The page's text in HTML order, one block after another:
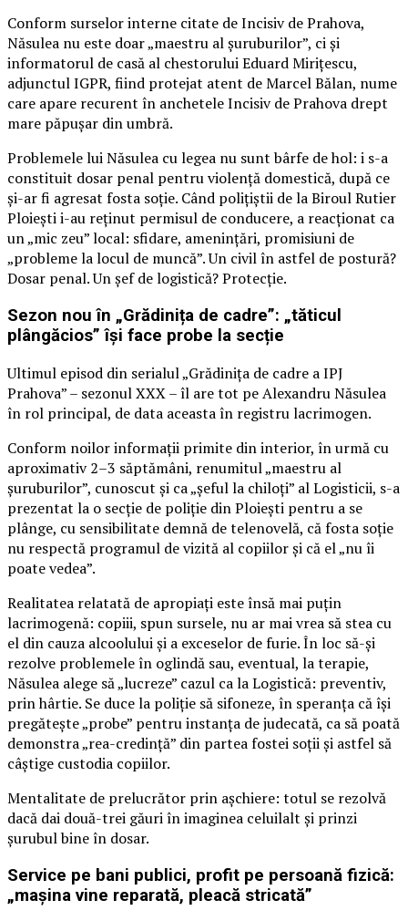
Conform surselor interne citate de Incisiv de Prahova,
Năsulea nu este doar „maestru al șuruburilor”, ci și
informatorul de casă al chestorului Eduard Mirițescu,
adjunctul IGPR, fiind protejat atent de Marcel Bălan, nume
care apare recurent în anchetele Incisiv de Prahova drept
mare păpușar din umbră.
Problemele lui Năsulea cu legea nu sunt bârfe de hol: i s-a
constituit dosar penal pentru violență domestică, după ce
și-ar fi agresat fosta soție. Când polițiștii de la Biroul Rutier
Ploiești i-au reținut permisul de conducere, a reacționat ca
un „mic zeu” local: sfidare, amenințări, promisiuni de
„probleme la locul de muncă”. Un civil în astfel de postură?
Dosar penal. Un șef de logistică? Protecție.
Sezon nou în „Grădinița de cadre”: „tăticul
plângăcios” își face probe la secție
Ultimul episod din serialul „Grădinița de cadre a IPJ
Prahova” – sezonul XXX – îl are tot pe Alexandru Năsulea
în rol principal, de data aceasta în registru lacrimogen.
Conform noilor informații primite din interior, în urmă cu
aproximativ 2–3 săptămâni, renumitul „maestru al
șuruburilor”, cunoscut și ca „șeful la chiloți” al Logisticii, s-a
prezentat la o secție de poliție din Ploiești pentru a se
plânge, cu sensibilitate demnă de telenovelă, că fosta soție
nu respectă programul de vizită al copiilor și că el „nu îi
poate vedea”.
Realitatea relatată de apropiați este însă mai puțin
lacrimogenă: copiii, spun sursele, nu ar mai vrea să stea cu
el din cauza alcoolului și a exceselor de furie. În loc să-și
rezolve problemele în oglindă sau, eventual, la terapie,
Năsulea alege să „lucreze” cazul ca la Logistică: preventiv,
prin hârtie. Se duce la poliție să sifoneze, în speranța că își
pregătește „probe” pentru instanța de judecată, ca să poată
demonstra „rea-credință” din partea fostei soții și astfel să
câștige custodia copiilor.
Mentalitate de prelucrător prin așchiere: totul se rezolvă
dacă dai două-trei găuri în imaginea celuilalt și prinzi
șurubul bine în dosar.
Service pe bani publici, profit pe persoană fizică:
„mașina vine reparată, pleacă stricată”